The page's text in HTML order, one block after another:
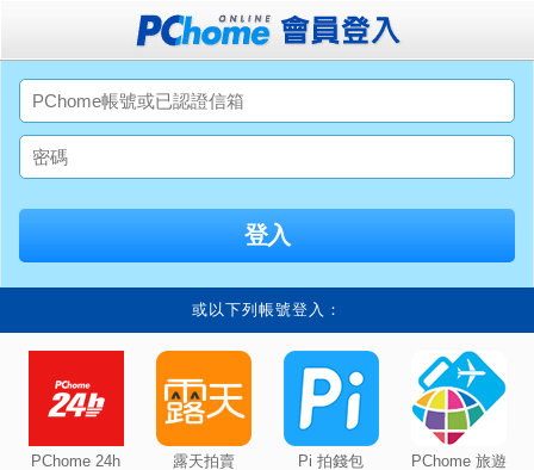
或以下列帳號登入：
PChome 24h 露天拍賣 Pi 拍錢包 PChome 旅遊